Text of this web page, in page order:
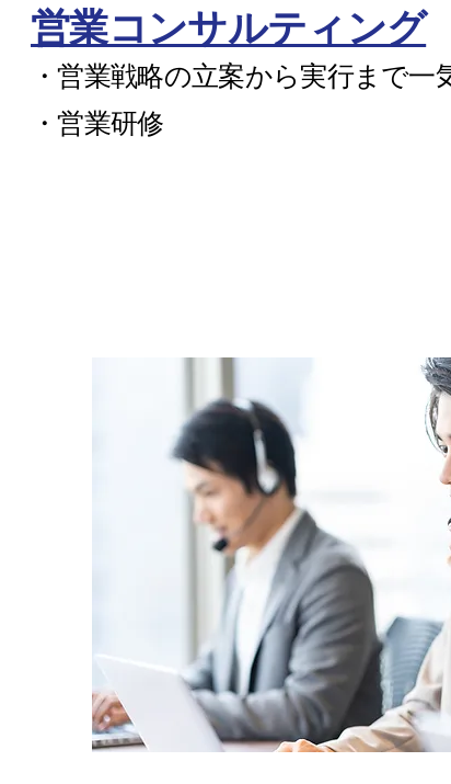
営業コンサルティング
・営業戦略の立案から実行まで一
・営業研修